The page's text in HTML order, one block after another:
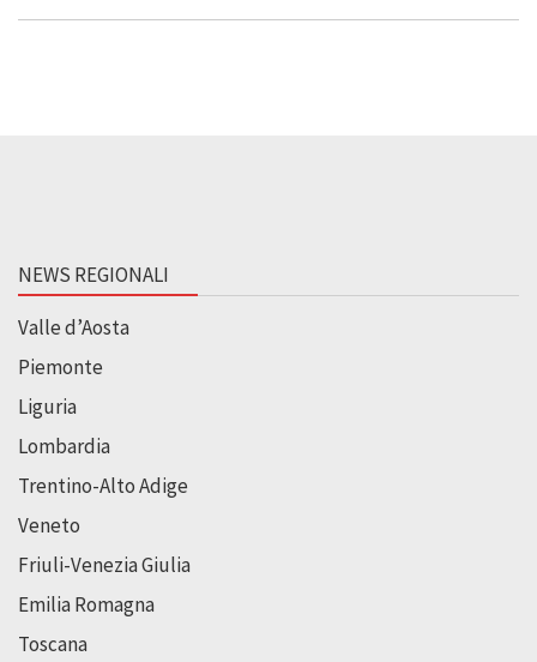
NEWS REGIONALI
Valle d’Aosta
Piemonte
Liguria
Lombardia
Trentino-Alto Adige
Veneto
Friuli-Venezia Giulia
Emilia Romagna
Toscana